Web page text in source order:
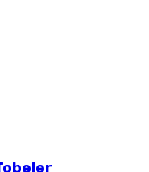
Media